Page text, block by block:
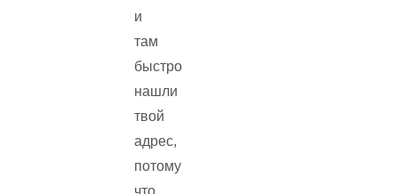
и
там
быстро
нашли
твой
адрес,
потому
что